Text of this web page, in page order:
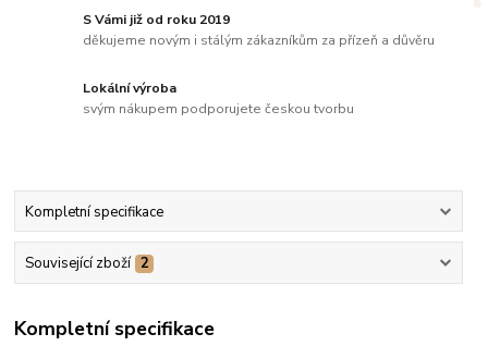
S Vámi již od roku 2019
děkujeme novým i stálým zákazníkům za přízeň a důvěru
Lokální výroba
svým nákupem podporujete českou tvorbu
Kompletní specifikace
Související zboží 2
Kompletní specifikace